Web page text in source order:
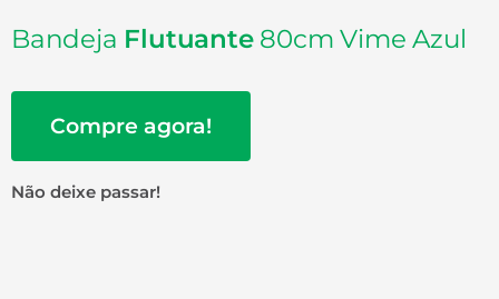
Bandeja Flutuante80cm Vime Azul
Compre agora!
Não deixe passar!